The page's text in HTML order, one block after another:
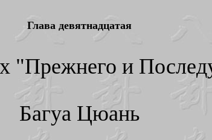
Глава девятнадцатая
"Прежнего и
Багуа Цюань